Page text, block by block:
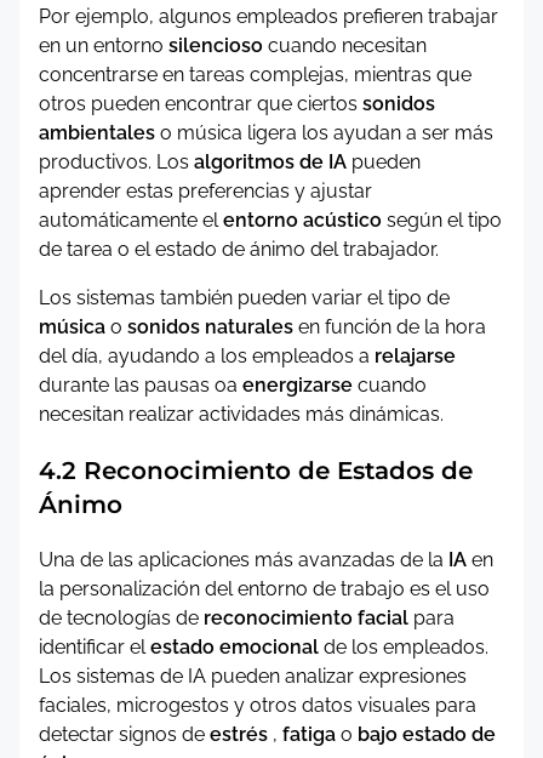
Por ejemplo, algunos empleados prefieren trabajar
en un entorno silencioso cuando necesitan
concentrarse en tareas complejas, mientras que
otros pueden encontrar que ciertos sonidos
ambientales o música ligera los ayudan a ser más
productivos. Los algoritmos de IA pueden
aprender estas preferencias y ajustar
automáticamente elentorno acústico según el tipo
de tarea o el estado de ánimo del trabajador.
Los sistemas también pueden variar el tipo de
música o sonidos naturales en función de la hora
del día, ayudando a los empleados a relajarse
durante las pausas oa energizarse cuando
necesitan realizar actividades más dinámicas.
4.2 Reconocimiento de Estados de
Ánimo
Una de las aplicaciones más avanzadas de la IA en
la personalización del entorno de trabajo es el uso
de tecnologías de reconocimiento facial para
identificar elestado emocional de los empleados.
Los sistemas de IA pueden analizar expresiones
faciales, microgestos y otros datos visuales para
detectar signos de estrés , fatiga o bajo estado de